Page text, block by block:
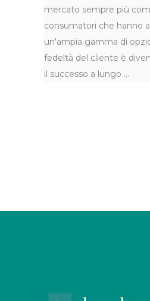
mercato sempre più
consumatori che hanno
un'ampia gamma di
fedeltà del cliente è
il successo a lungo